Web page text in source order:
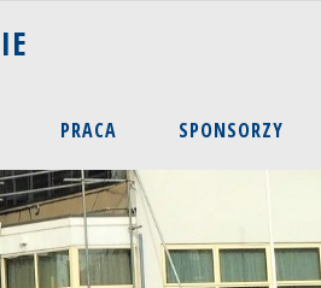
IE
PRACA SPONSORZY